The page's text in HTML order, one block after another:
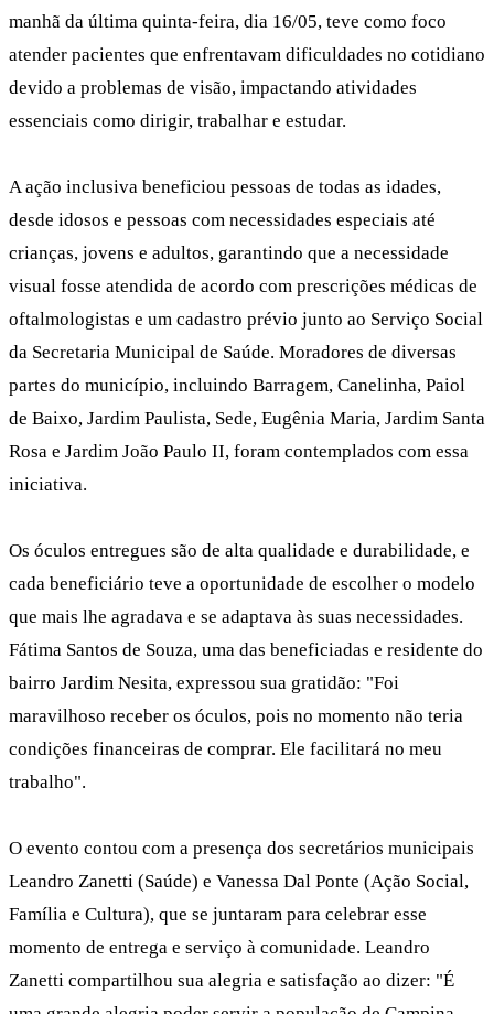
manhã da última quinta-feira, dia 16/05, teve como foco
atender pacientes que enfrentavam dificuldades no cotidiano
devido a problemas de visão, impactando atividades
essenciais como dirigir, trabalhar e estudar.
A ação inclusiva beneficiou pessoas de todas as idades,
desde idosos e pessoas com necessidades especiais até
crianças, jovens e adultos, garantindo que a necessidade
visual fosse atendida de acordo com prescrições médicas de
oftalmologistas e um cadastro prévio junto ao Serviço Social
da Secretaria Municipal de Saúde. Moradores de diversas
partes do município, incluindo Barragem, Canelinha, Paiol
de Baixo, Jardim Paulista, Sede, Eugênia Maria, Jardim Santa
Rosa e Jardim João Paulo II, foram contemplados com essa
iniciativa.
Os óculos entregues são de alta qualidade e durabilidade, e
cada beneficiário teve a oportunidade de escolher o modelo
que mais lhe agradava e se adaptava às suas necessidades.
Fátima Santos de Souza, uma das beneficiadas e residente do
bairro Jardim Nesita, expressou sua gratidão: "Foi
maravilhoso receber os óculos, pois no momento não teria
condições financeiras de comprar. Ele facilitará no meu
trabalho".
O evento contou com a presença dos secretários municipais
Leandro Zanetti (Saúde) e Vanessa Dal Ponte (Ação Social,
Família e Cultura), que se juntaram para celebrar esse
momento de entrega e serviço à comunidade. Leandro
Zanetti compartilhou sua alegria e satisfação ao dizer: "É